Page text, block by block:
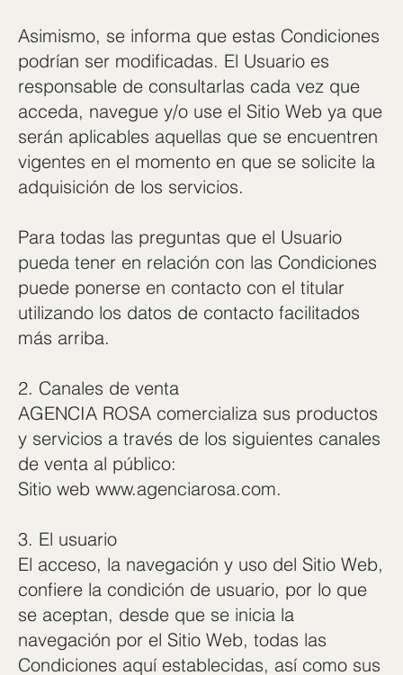
Asimismo, se informa que estas Condiciones
podrían ser modificadas. El Usuario es
responsable de consultarlas cada vez que
acceda, navegue y/o use el Sitio Web ya que
serán aplicables aquellas que se encuentren
vigentes en el momento en que se solicite la
adquisición de los servicios.
Para todas las preguntas que el Usuario
pueda tener en relación con las Condiciones
puede ponerse en contacto con el titular
utilizando los datos de contacto facilitados
más arriba.
2. Canales de venta
AGENCIA ROSA comercializa sus productos
y servicios a través de los siguientes canales
de venta al público:
Sitio web www.agenciarosa.com.
3. El usuario
El acceso, la navegación y uso del Sitio Web,
confiere la condición de usuario, por lo que
se aceptan, desde que se inicia la
navegación por el Sitio Web, todas las
Condiciones aquí establecidas, así como sus